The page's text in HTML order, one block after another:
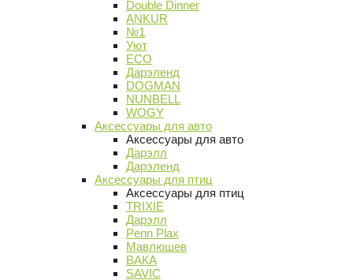
Double Dinner
ANKUR
№1
Уют
ECO
Дарэленд
DOGMAN
NUNBELL
WOGY
Аксессуары для авто
Аксессуары для авто
Дарэлл
Дарэленд
Аксессуары для птиц
Аксессуары для птиц
TRIXIE
Дарэлл
Penn Plax
Мавлюшев
ВАКА
SAVIC